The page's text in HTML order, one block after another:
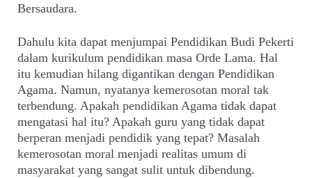
Bersaudara.
Dahulu kita dapat menjumpai Pendidikan Budi Pekerti
dalam kurikulum pendidikan masa Orde Lama. Hal
itu kemudian hilang digantikan dengan Pendidikan
Agama. Namun, nyatanya kemerosotan moral tak
terbendung. Apakah pendidikan Agama tidak dapat
mengatasi hal itu? Apakah guru yang tidak dapat
berperan menjadi pendidik yang tepat? Masalah
kemerosotan moral menjadi realitas umum di
masyarakat yang sangat sulit untuk dibendung.